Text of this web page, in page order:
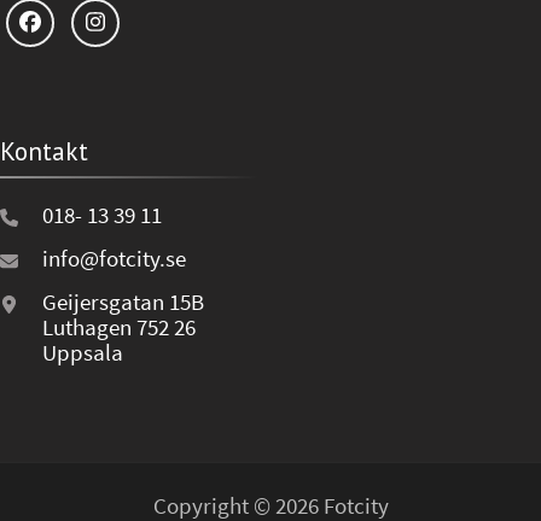
Kontakt
018- 13 39 11
info@fotcity.se
Geijersgatan 15B
Luthagen 752 26
Uppsala
Copyright © 2026 Fotcity